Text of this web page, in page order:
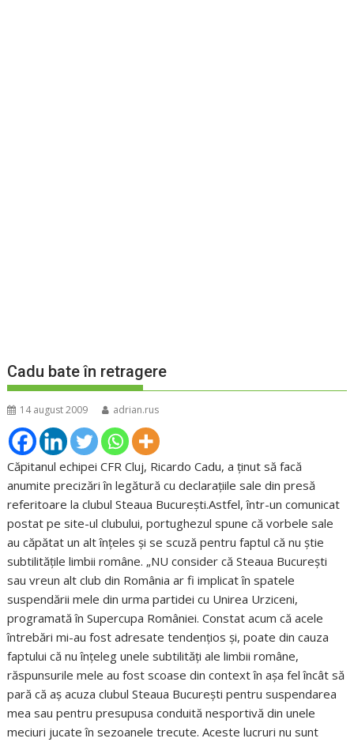
Cadu bate în retragere
14 august 2009 adrian.rus
Căpitanul echipei CFR Cluj, Ricardo Cadu, a ţinut să facă
anumite precizări în legătură cu declaraţiile sale din presă
referitoare la clubul Steaua Bucureşti.Astfel, într-un comunicat
postat pe site-ul clubului, portughezul spune că vorbele sale
au căpătat un alt înţeles şi se scuză pentru faptul că nu ştie
subtilităţile limbii române. „NU consider că Steaua Bucureşti
sau vreun alt club din România ar fi implicat în spatele
suspendării mele din urma partidei cu Unirea Urziceni,
programată în Supercupa României. Constat acum că acele
întrebări mi-au fost adresate tendenţios şi, poate din cauza
faptului că nu înţeleg unele subtilităţi ale limbii române,
răspunsurile mele au fost scoase din context în aşa fel încât să
pară că aş acuza clubul Steaua Bucureşti pentru suspendarea
mea sau pentru presupusa conduită nesportivă din unele
meciuri jucate în sezoanele trecute. Aceste lucruri nu sunt